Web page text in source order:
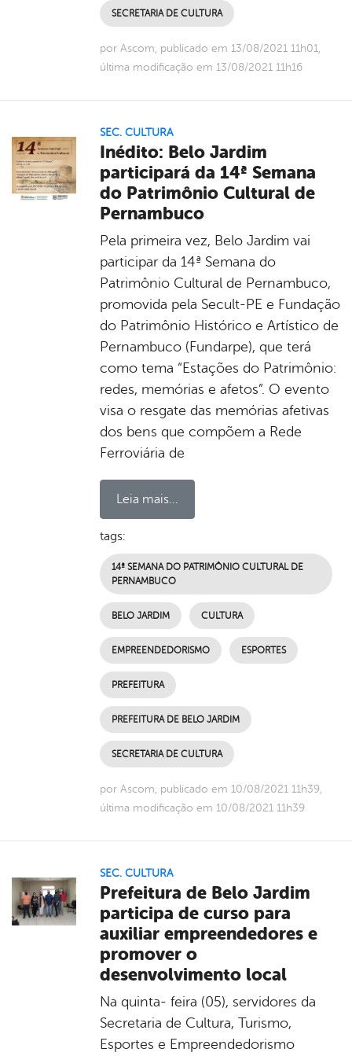
SECRETARIA DE CULTURA
por Ascom, publicado em 13/08/2021 11h01,
última modificação em 13/08/2021 11h16
SEC. CULTURA
Inédito: Belo Jardim
participará da 14ª Semana
do Patrimônio Cultural de
Pernambuco
Pela primeira vez, Belo Jardim vai
participar da 14ª Semana do
Patrimônio Cultural de Pernambuco,
promovida pela Secult-PE e Fundação
do Patrimônio Histórico e Artístico de
Pernambuco (Fundarpe), que terá
como tema “Estações do Patrimônio:
redes, memórias e afetos”. O evento
visa o resgate das memórias afetivas
dos bens que compõem a Rede
Ferroviária de
Leia mais...
tags:
14ª SEMANA DO PATRIMÔNIO CULTURAL DE
PERNAMBUCO
BELO JARDIM CULTURA
EMPREENDEDORISMO ESPORTES
PREFEITURA
PREFEITURA DE BELO JARDIM
SECRETARIA DE CULTURA
por Ascom, publicado em 10/08/2021 11h39,
última modificação em 10/08/2021 11h39
SEC. CULTURA
Prefeitura de Belo Jardim
participa de curso para
auxiliar empreendedores e
promover o
desenvolvimento local
Na quinta- feira (05), servidores da
Secretaria de Cultura, Turismo,
Esportes e Empreendedorismo